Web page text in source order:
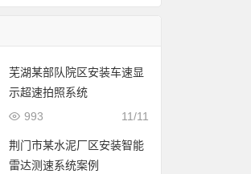
芜湖某部队院区安装车速显
示超速拍照系统
11/11
993
荆门市某水泥厂区安装智能
雷达测速系统案例